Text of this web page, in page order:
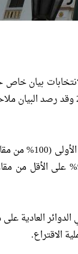
بيان
مقاعد المرأة (الكوتا) في الجولة الأولى
1. الملاحظة الأولى : فوز
زيادة هذا العدد في جولة الإعادة ليحتل
العادية
الاقتراع.